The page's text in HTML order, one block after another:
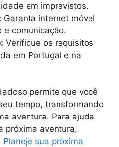
em imprevistos.
Garanta internet móvel
e comunicação.
Verifique os requisitos
em Portugal e na
permite que você
tempo, transformando
aventura. Para ajuda
próxima aventura,
Planeje sua próxima